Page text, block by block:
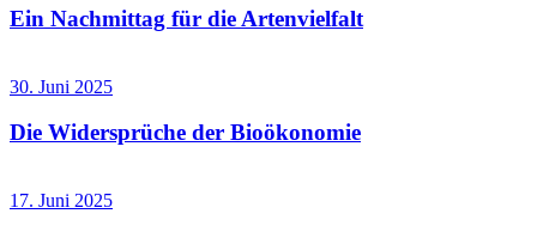
Ein Nachmittag für die Artenvielfalt
30. Juni 2025
Die Widersprüche der Bioökonomie
17. Juni 2025